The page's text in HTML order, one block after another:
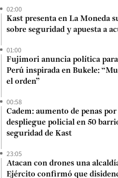
02:00
Kast presenta en La Moneda
sobre seguridad y apuesta a
01:00
Fujimori anuncia política
Perú inspirada en Bukele:
el orden”
00:58
Cadem: aumento de penas
despliegue policial en 50
seguridad de Kast
23:05
Atacan con drones una
Ejército confirmó que